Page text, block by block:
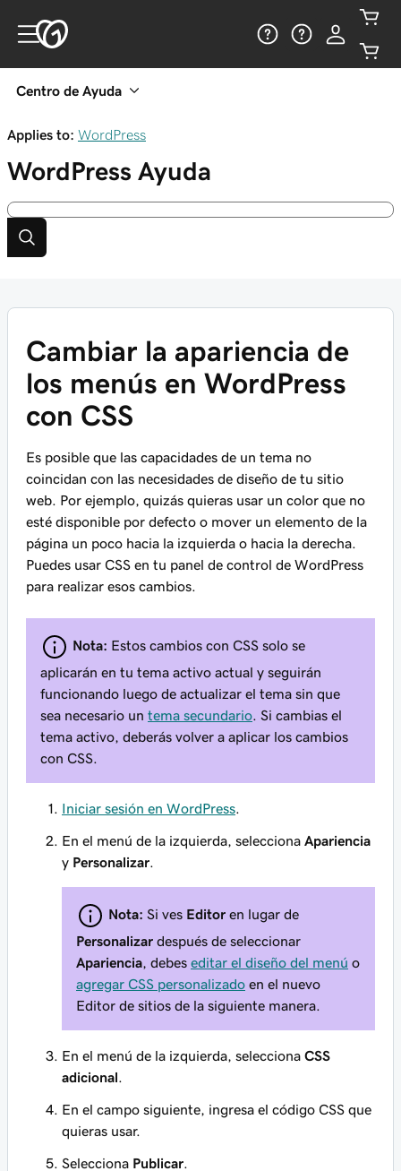
Centro de Ayuda
Applies to: WordPress
WordPress Ayuda
Cambiar la apariencia de
los menús en WordPress
con CSS
Es posible que las capacidades de un tema no
coincidan con las necesidades de diseño de tu sitio
web. Por ejemplo, quizás quieras usar un color que no
esté disponible por defecto o mover un elemento de la
página un poco hacia la izquierda o hacia la derecha.
Puedes usar CSS en tu panel de control de WordPress
para realizar esos cambios.
Nota: Estos cambios con CSS solo se
aplicarán en tu tema activo actual y seguirán
funcionando luego de actualizar el tema sin que
sea necesario un tema secundario . Si cambias el
tema activo, deberás volver a aplicar los cambios
con CSS.
Iniciar sesión en WordPress
En el menú de la izquierda, selecciona Apariencia
y Personalizar
Nota: Si ves Editor en lugar de
Personalizar después de seleccionar
Apariencia , debes editar el diseño del menú o
agregar CSS personalizado en el nuevo
Editor de sitios de la siguiente manera.
En el menú de la izquierda, selecciona CSS
adicional
En el campo siguiente, ingresa el código CSS que
quieras usar.
Selecciona Publicar